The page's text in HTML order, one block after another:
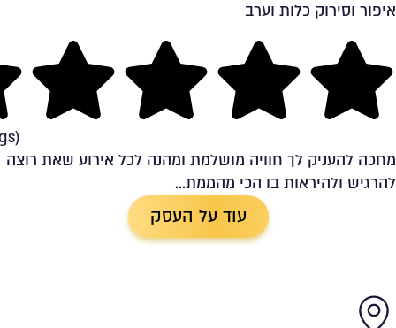
איפור וסירוק כלות וערב
שמירה ברשימת מועדפים
מחכה להעניק לך חוויה מושלמת ומהנה לכל אירוע שאת רוצה
להרגיש ולהיראות בו הכי מהממת...
עוד על העסק